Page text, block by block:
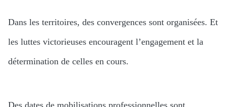
Dans les territoires, des convergences sont organisées. Et
les luttes victorieuses encouragent l’engagement et la
détermination de celles en cours.